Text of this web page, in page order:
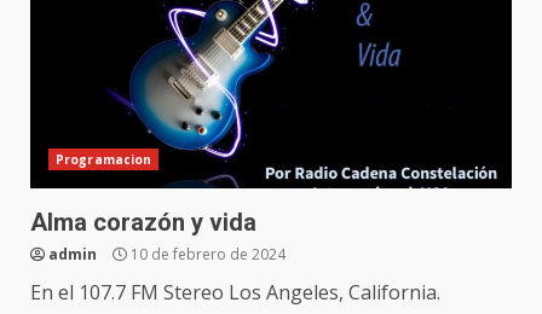
Programacion
Alma corazón y vida
admin 10 de febrero de 2024
En el 107.7 FM Stereo Los Angeles, California.